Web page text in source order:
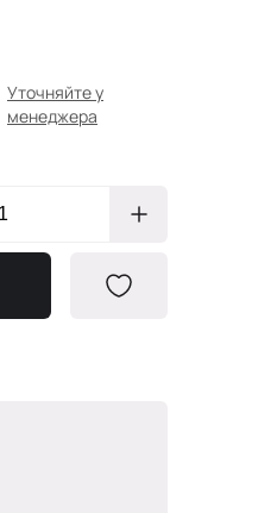
Уточняйте у
менеджера